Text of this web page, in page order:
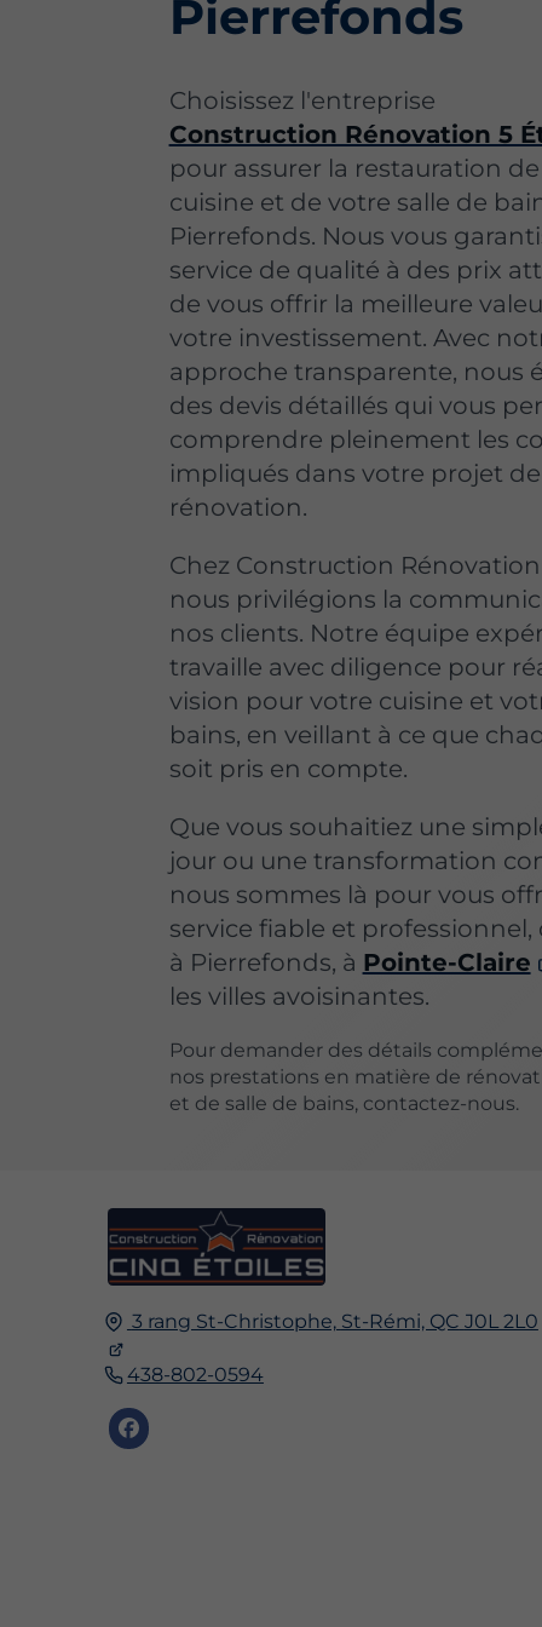
Pierrefonds
Choisissez l'entreprise
Construction Rénovation 5
pour assurer la restauration
cuisine et de votre salle de
Pierrefonds. Nous vous
service de qualité à des prix
de vous offrir la meilleure
votre investissement. Avec
approche transparente, nous
des devis détaillés qui vous
comprendre pleinement les
impliqués dans votre projet de
rénovation.
Chez Construction Rénovation
nous privilégions la
nos clients. Notre équipe
travaille avec diligence pour
vision pour votre cuisine et
bains, en veillant à ce que
soit pris en compte.
Que vous souhaitiez une
jour ou une transformation
nous sommes là pour vous
service fiable et professionnel,
à Pierrefonds, à Pointe-Claire
les villes avoisinantes.
Pour demander des détails
nos prestations en matière de
et de salle de bains, contactez-nous.
3 rang St-Christophe, St-Rémi, QC J0L 2L0
438-802-0594